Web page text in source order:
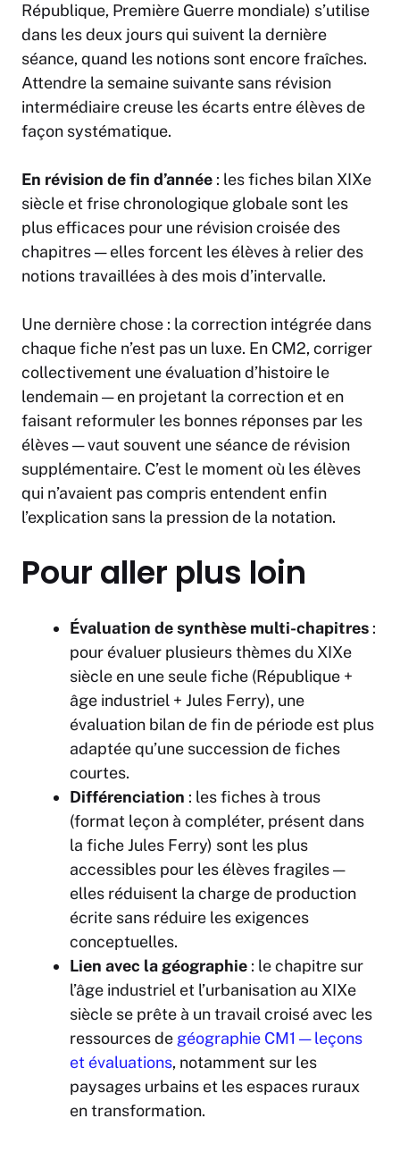
République, Première Guerre mondiale) s’utilise
dans les deux jours qui suivent la dernière
séance, quand les notions sont encore fraîches.
Attendre la semaine suivante sans révision
intermédiaire creuse les écarts entre élèves de
façon systématique.
En révision de fin d’année : les fiches bilan XIXe
siècle et frise chronologique globale sont les
plus efficaces pour une révision croisée des
chapitres — elles forcent les élèves à relier des
notions travaillées à des mois d’intervalle.
Une dernière chose : la correction intégrée dans
chaque fiche n’est pas un luxe. En CM2, corriger
collectivement une évaluation d’histoire le
lendemain — en projetant la correction et en
faisant reformuler les bonnes réponses par les
élèves — vaut souvent une séance de révision
supplémentaire. C’est le moment où les élèves
qui n’avaient pas compris entendent enfin
l’explication sans la pression de la notation.
Pour aller plus loin
Évaluation de synthèse multi-chapitres :
pour évaluer plusieurs thèmes du XIXe
siècle en une seule fiche (République +
âge industriel + Jules Ferry), une
évaluation bilan de fin de période est plus
adaptée qu’une succession de fiches
courtes.
Différenciation : les fiches à trous
(format leçon à compléter, présent dans
la fiche Jules Ferry) sont les plus
accessibles pour les élèves fragiles —
elles réduisent la charge de production
écrite sans réduire les exigences
conceptuelles.
Lien avec la géographie : le chapitre sur
l’âge industriel et l’urbanisation au XIXe
siècle se prête à un travail croisé avec les
ressources de géographie CM1 — leçons
et évaluations, notamment sur les
paysages urbains et les espaces ruraux
en transformation.